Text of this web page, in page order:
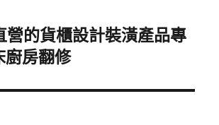
營的貨櫃設計裝潢產品專
房翻修